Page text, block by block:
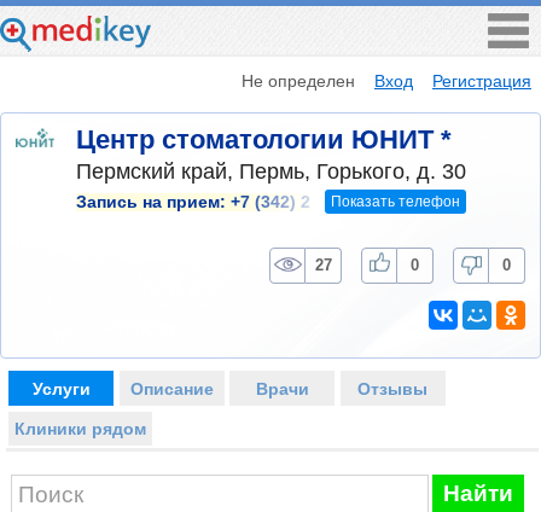
Не определен Вход Регистрация
Центр стоматологии ЮНИТ *
Пермский край, Пермь, Горького, д. 30
Запись на прием: +7 (342) 2 Показать телефон
27 0 0
Услуги Описание Врачи Отзывы
Клиники рядом
Найти